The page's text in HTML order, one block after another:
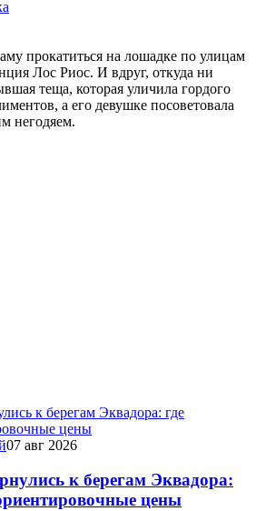
прокатиться на лошадке по улицам
Лос Риос. И вдруг, откуда ни
теща, которая уличила гордого
а его девушке посоветовала
негодяем.
07 авг 2026
к берегам Эквадора:
цены